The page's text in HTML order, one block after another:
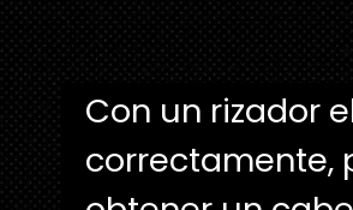
Con un rizador
correctamente,
Con un rizador
correctamente,